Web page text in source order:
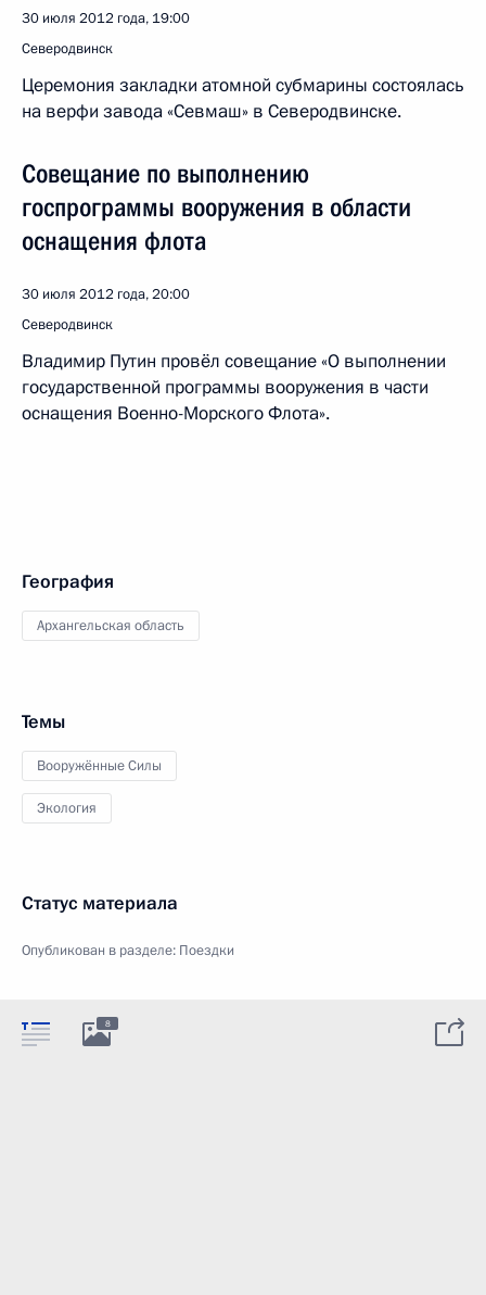
30 июля 2012 года, 19:00
Северодвинск
Церемония закладки атомной субмарины состоялась
на верфи завода «Севмаш» в Северодвинске.
Совещание по выполнению
госпрограммы вооружения в области
оснащения флота
30 июля 2012 года, 20:00
Северодвинск
Владимир Путин провёл совещание «О выполнении
государственной программы вооружения в части
оснащения Военно-Морского Флота».
География
Архангельская область
Темы
Вооружённые Силы
Экология
Статус материала
Опубликован в разделе: Поездки
8